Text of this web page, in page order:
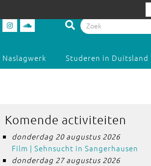
Naslagwerk Studeren in Duitsland
Komende activiteiten
donderdag 20 augustus 2026
Film | Sehnsucht in Sangerhausen
donderdag 27 augustus 2026